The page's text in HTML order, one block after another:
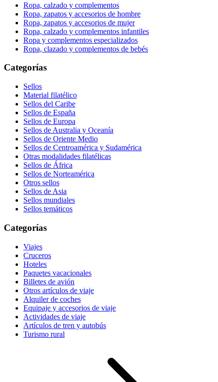
Ropa, calzado y complementos
Ropa, zapatos y accesorios de hombre
Ropa, zapatos y accesorios de mujer
Ropa, calzado y complementos infantiles
Ropa y complementos especializados
Ropa, clazado y complementos de bebés
Categorías
Sellos
Material filatélico
Sellos del Caribe
Sellos de España
Sellos de Europa
Sellos de Australia y Oceanía
Sellos de Oriente Medio
Sellos de Centroamérica y Sudamérica
Otras modalidades filatélicas
Sellos de África
Sellos de Norteamérica
Otros sellos
Sellos de Asia
Sellos mundiales
Sellos temáticos
Categorías
Viajes
Cruceros
Hoteles
Paquetes vacacionales
Billetes de avión
Otros artículos de viaje
Alquiler de coches
Equipaje y accesorios de viaje
Actividades de viaje
Artículos de tren y autobús
Turismo rural